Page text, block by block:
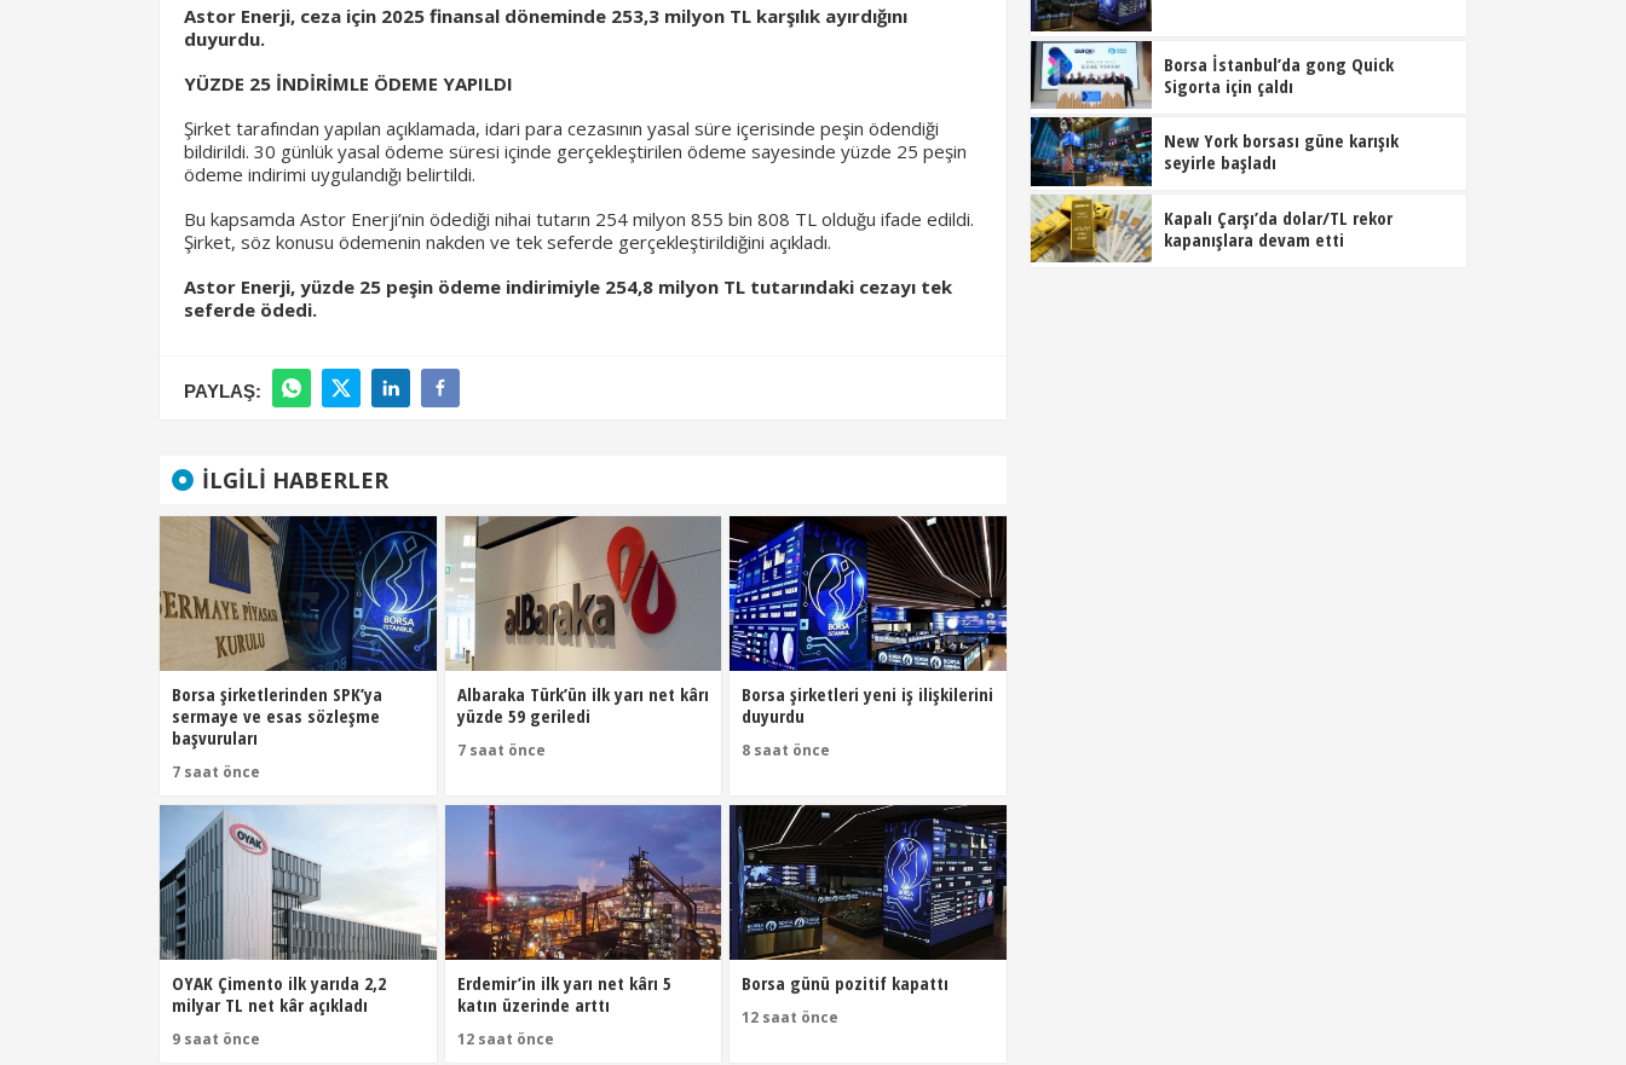
Astor Enerji, ceza için 2025 finansal döneminde 253,3 milyon TL karşılık ayırdığını
duyurdu.
YÜZDE 25 İNDİRİMLE ÖDEME YAPILDI
Şirket tarafından yapılan açıklamada, idari para cezasının yasal süre içerisinde peşin ödendiği
bildirildi. 30 günlük yasal ödeme süresi içinde gerçekleştirilen ödeme sayesinde yüzde 25 peşin
ödeme indirimi uygulandığı belirtildi.
Bu kapsamda Astor Enerji’nin ödediği nihai tutarın 254 milyon 855 bin 808 TL olduğu ifade edildi.
Şirket, söz konusu ödemenin nakden ve tek seferde gerçekleştirildiğini açıkladı.
Astor Enerji, yüzde 25 peşin ödeme indirimiyle 254,8 milyon TL tutarındaki cezayı tek
seferde ödedi.
PAYLAŞ:
İLGILI HABERLER
Borsa şirketlerinden SPK’ya
sermaye ve esas sözleşme
başvuruları
7 saat önce
Albaraka Türk’ün ilk yarı net kârı
yüzde 59 geriledi
7 saat önce
Borsa şirketleri yeni iş ilişkilerini
duyurdu
8 saat önce
OYAK Çimento ilk yarıda 2,2
milyar TL net kâr açıkladı
9 saat önce
Erdemir’in ilk yarı net kârı 5
katın üzerinde arttı
12 saat önce
Borsa günü pozitif kapattı
12 saat önce
Borsa İstanbul’da gong Quick
Sigorta için çaldı
New York borsası güne karışık
seyirle başladı
Kapalı Çarşı’da dolar/TL rekor
kapanışlara devam etti